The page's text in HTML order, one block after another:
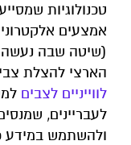
טכנולוגיות
אמצעים
(שיטה שבה נעשה
הארצי להצלת
לווייניים לצבים
לעבריינים,
ולהשתמש במידע